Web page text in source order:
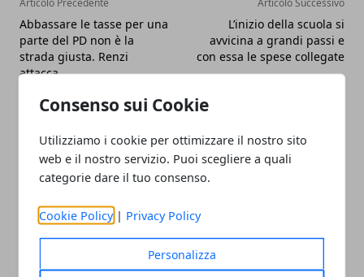
Consenso sui Cookie
Utilizziamo i cookie per ottimizzare il nostro sito
web e il nostro servizio. Puoi scegliere a quali
categorie dare il tuo consenso.
Cookie Policy | Privacy Policy
Personalizza
Abbassare le tasse per una
parte del PD non è la
strada giusta. Renzi
attacca
L’inizio della scuola si
avvicina a grandi passi e
con essa le spese collegate